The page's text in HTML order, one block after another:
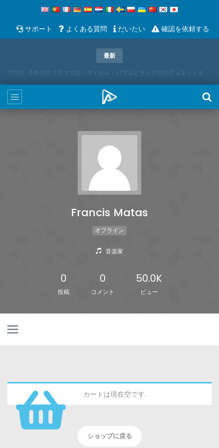
サポート よくある質問 だいたい 確認を依頼する
最新
プロモ: 今年のクリスマスは、マイケル・バブルとサックスのデュエットをお届けします
Francis Matas
オフライン
音楽家
0
投稿
0
コメント
50.0K
ビュー
カートは現在空です.
ショップに戻る